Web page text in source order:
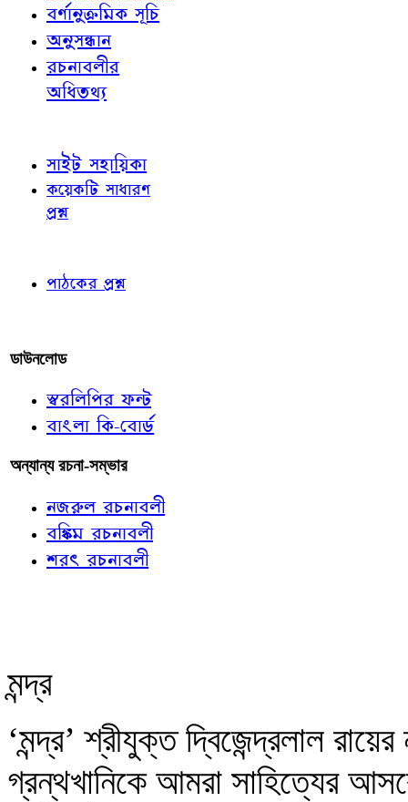
বর্ণানুক্রমিক সূচি
অনুসন্ধান
রচনাবলীর
অধিতথ্য
সাইট সহায়িকা
কয়েকটি সাধারণ
প্রশ্ন
পাঠকের প্রশ্ন
ডাউনলোড
স্বরলিপির ফন্ট
বাংলা কি-বোর্ড
অন্যান্য রচনা-সম্ভার
নজরুল রচনাবলী
বঙ্কিম রচনাবলী
শরৎ রচনাবলী
মন্দ্র
‘মন্দ্র’ শ্রীযুক্ত দ্বিজেন্দ্রলাল
গ্রন্থখানিকে আমরা সাহিত্যের